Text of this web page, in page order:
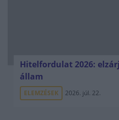
Hitelfordulat 2026:
állam
ELEMZÉSEK 2026. júl. 22.